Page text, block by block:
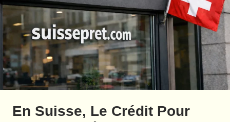
En Suisse, Le Crédit Pour